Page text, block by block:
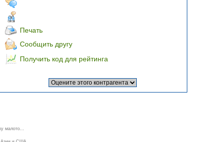
Печать
Сообщить другу
Получить код для рейтинга
малото...